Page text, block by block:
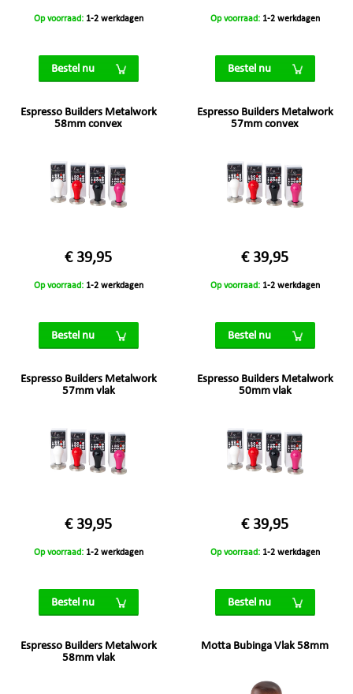
Op voorraad: 1-2 werkdagen
Bestel nu
Op voorraad: 1-2 werkdagen
Bestel nu
Espresso Builders Metalwork
58mm convex
€ 39,95
Op voorraad: 1-2 werkdagen
Bestel nu
Espresso Builders Metalwork
57mm convex
€ 39,95
Op voorraad: 1-2 werkdagen
Bestel nu
Espresso Builders Metalwork
57mm vlak
€ 39,95
Op voorraad: 1-2 werkdagen
Bestel nu
Espresso Builders Metalwork
50mm vlak
€ 39,95
Op voorraad: 1-2 werkdagen
Bestel nu
Espresso Builders Metalwork
58mm vlak
Motta Bubinga Vlak 58mm